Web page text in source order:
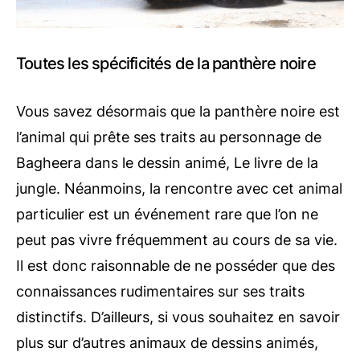
Toutes les spécificités de la panthère noire
Vous savez désormais que la panthère noire est
l’animal qui prête ses traits au personnage de
Bagheera dans le dessin animé, Le livre de la
jungle. Néanmoins, la rencontre avec cet animal
particulier est un événement rare que l’on ne
peut pas vivre fréquemment au cours de sa vie.
Il est donc raisonnable de ne posséder que des
connaissances rudimentaires sur ses traits
distinctifs. D’ailleurs, si vous souhaitez en savoir
plus sur d’autres animaux de dessins animés,